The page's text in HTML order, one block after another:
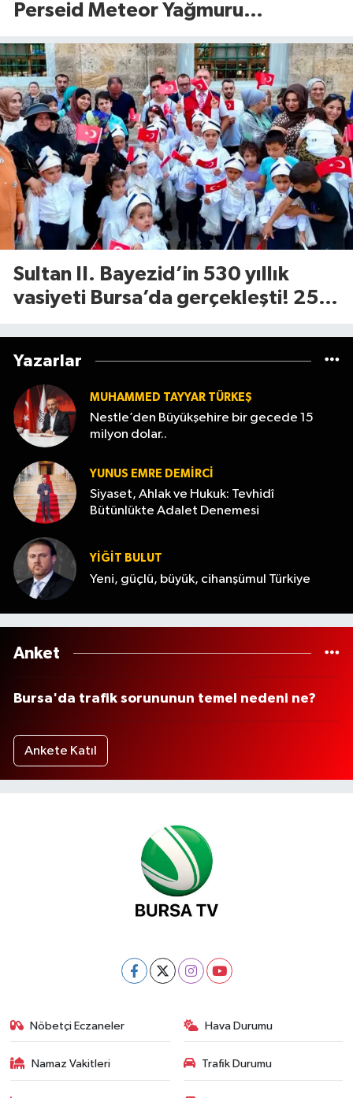
Perseid Meteor Yağmuru
Sultan II. Bayezid’in 530 yıllık
vasiyeti Bursa’da gerçekleşti! 25
Yazarlar
MUHAMMED TAYYAR TÜRKEŞ
Nestle’den Büyükşehire bir gecede 15
milyon dolar..
YUNUS EMRE DEMIRCI
Siyaset, Ahlak ve Hukuk: Tevhidî
Bütünlükte Adalet Denemesi
YİĞİT BULUT
Yeni, güçlü, büyük, cihanşümul Türkiye
Anket
Bursa'da trafik sorununun temel nedeni ne?
Ankete Katıl
Nöbetçi Eczaneler Hava Durumu
Namaz Vakitleri Trafik Durumu